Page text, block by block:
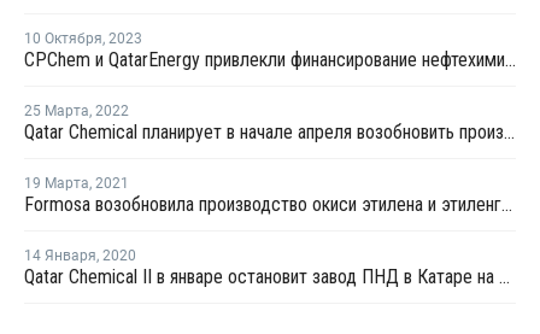
10 Октября, 2023
CPChem и QatarEnergy привлекли финансирование нефтехимического комплекса Рас-Лаффан
25 Марта, 2022
Qatar Chemical планирует в начале апреля возобновить производство ПНД в Катаре
19 Марта, 2021
Formosa возобновила производство окиси этилена и этиленгликоля в Пойнт-Комфорт
14 Января, 2020
Qatar Chemical II в январе остановит завод ПНД в Катаре на плановую профилактику